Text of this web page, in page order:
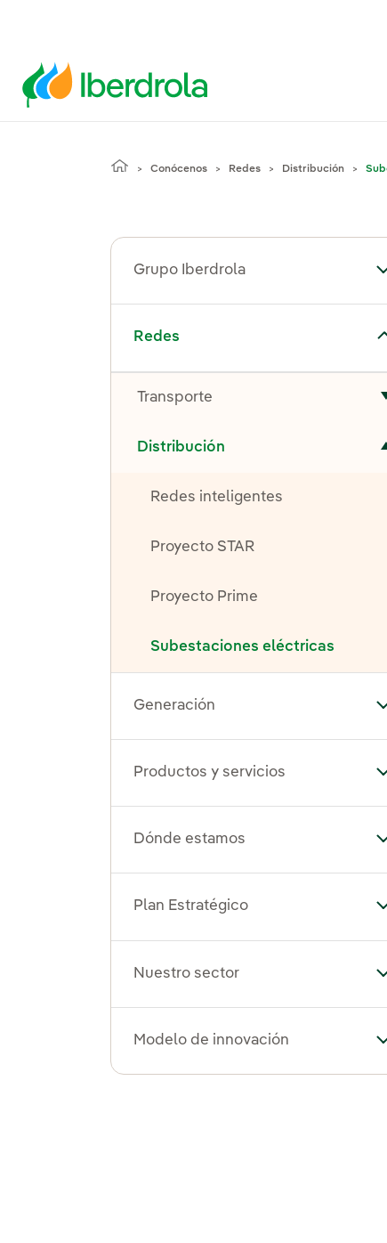
Conócenos Redes Distribución
Grupo Iberdrola
Redes
Alternar el submenú para Redes
Transporte
Distribución
Redes inteligentes
Proyecto STAR
Proyecto Prime
Subestaciones eléctricas
Generación
Productos y servicios
Dónde estamos
Plan Estratégico
Nuestro sector
Modelo de innovación